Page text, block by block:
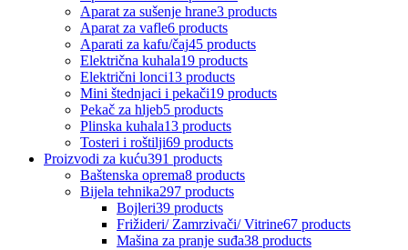
Aparat za sušenje hrane3 products
Aparat za vafle6 products
Aparati za kafu/čaj45 products
Električna kuhala19 products
Električni lonci13 products
Mini štednjaci i pekači19 products
Pekač za hljeb5 products
Plinska kuhala13 products
Tosteri i roštilji69 products
Proizvodi za kuću391 products
Baštenska oprema8 products
Bijela tehnika297 products
Bojleri39 products
Frižideri/ Zamrzivači/ Vitrine67 products
Mašina za pranje suđa38 products